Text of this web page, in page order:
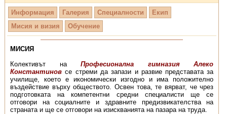
Информация Галерия Специалности
Екип
Мисия и визия
Обучение
МИСИЯ
Колективът наПрофесионална гимназия Алеко
Константиновсе стреми да запази и развие представата за
училище, което е икономически изгодно и има положително
въздействие върху обществото. Освен това, те вярват, че чрез
подготовката на компетентни средни специалисти ще се
отговори на социалните и здравните предизвикателства на
страната и ще се отговори на изискванията на пазара на труда.